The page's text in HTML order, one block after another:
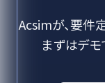
Acsimが、要件
まずはデモ